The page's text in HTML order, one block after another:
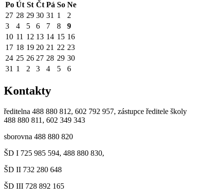
Po Út St Čt Pá So Ne
27 28 29 30 31 1
2
3
4 5 6 7 8
9
10 11 12 13 14 15 16
17 18 19 20 21 22 23
24 25 26 27 28 29 30
31 1 2 3 4 5 6
Kontakty
ředitelna 488 880 812, 602 792 957, zástupce ředitele školy
488 880 811, 602 349 343
sborovna 488 880 820
ŠD I 725 985 594, 488 880 830,
ŠD II 732 280 648
ŠD III 728 892 165